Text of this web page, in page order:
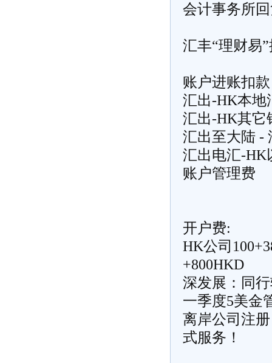
会计事务所
汇丰“理财易
账户进账扣
汇出-HK本
汇出-HK其
汇出至大陆 -
汇出电汇-
账户管理
开户费:
HK公司
+800HKD
深发展：同
一季度5美金
离岸公司注
式服务！